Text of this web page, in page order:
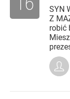
SYN
Z
robić